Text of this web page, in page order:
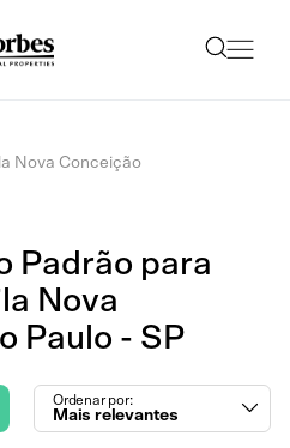
Nova Conceição
Padrão para
Nova
Paulo - SP
Ordenar por:
Mais relevantes